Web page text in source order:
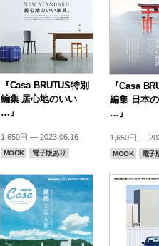
『Casa BRUTUS特別
編集 居心地のいい
…』
1,650円 — 2023.06.16
MOOK 電子版あり
『Casa
編集 日本
…』
1,650円 —
MOOK 電子